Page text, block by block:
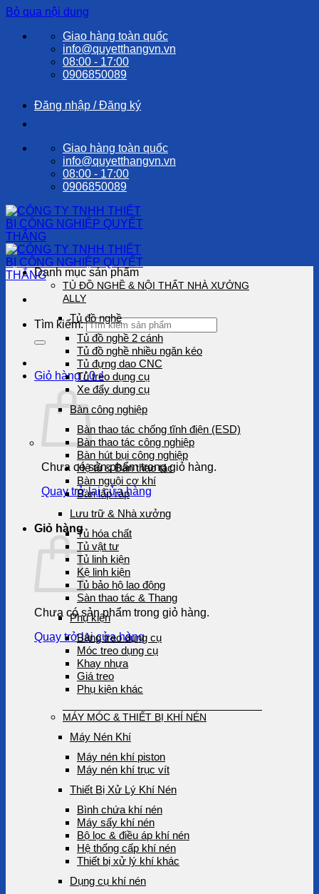
Bỏ qua nội dung
Giao hàng toàn quốc
info@quyetthangvn.vn
08:00 - 17:00
0906850089
Đăng nhập / Đăng ký
Giao hàng toàn quốc
info@quyetthangvn.vn
08:00 - 17:00
0906850089
Tìm kiếm:
Giỏ hàng /0₫
Chưa có sản phẩm trong giỏ hàng.
Quay trở lại cửa hàng
Giỏ hàng
Chưa có sản phẩm trong giỏ hàng.
Quay trở lại cửa hàng
Danh mục sản phẩm
TỦ ĐỒ NGHỀ & NỘI THẤT NHÀ XƯỞNG
ALLY
Tủ đồ nghề
Tủ đồ nghề 2 cánh
Tủ đồ nghề nhiều ngăn kéo
Tủ đựng dao CNC
Tủ treo dụng cụ
Xe đẩy dụng cụ
Bàn công nghiệp
Bàn thao tác chống tĩnh điện (ESD)
Bàn thao tác công nghiệp
Bàn hút bụi công nghiệp
Hệ tủ & Bàn thao tác
Bàn nguội cơ khí
Bàn lắp ráp
Lưu trữ & Nhà xưởng
Tủ hóa chất
Tủ vật tư
Tủ linh kiện
Kệ linh kiện
Tủ bảo hộ lao động
Sàn thao tác & Thang
Phụ kiện
Bảng treo dụng cụ
Móc treo dụng cụ
Khay nhựa
Giá treo
Phụ kiện khác
MÁY MÓC & THIẾT BỊ KHÍ NÉN
Máy Nén Khí
Máy nén khí piston
Máy nén khí trục vít
Thiết Bị Xử Lý Khí Nén
Bình chứa khí nén
Máy sấy khí nén
Bộ lọc & điều áp khí nén
Hệ thống cấp khí nén
Thiết bị xử lý khí khác
Dụng cụ khí nén